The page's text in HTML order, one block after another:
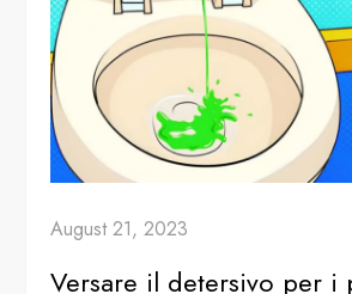
August 21, 2023
Versare il detersivo per i